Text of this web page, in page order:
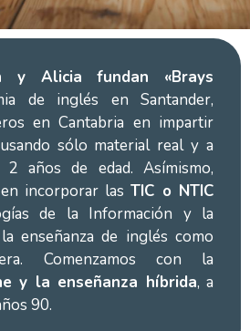
y Alicia fundan «Brays
de inglés en Santander,
en Cantabria en impartir
sólo material real y a
años de edad. Asímismo,
incorporar lasTIC o NTIC
de la Información y la
enseñanza de inglés como
Comenzamos con la
y la enseñanza híbrida, a
90.